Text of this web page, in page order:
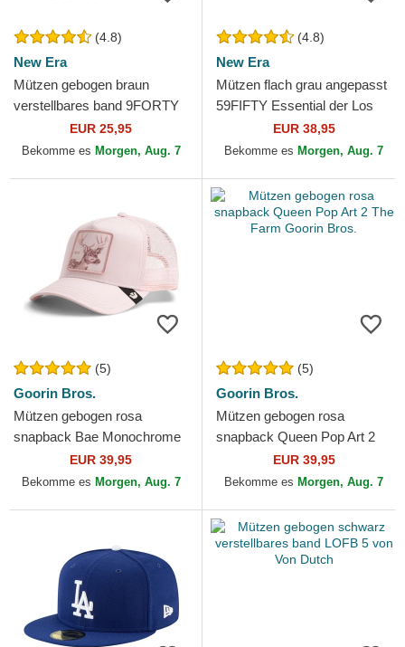
(4.8)
New Era
Mützen gebogen braun
verstellbares band 9FORTY
League Essential der New
York Yankees MLB von New
EUR 25,95
Bekomme es Morgen, Aug. 7
(4.8)
New Era
Mützen flach grau angepasst
59FIFTY Essential der Los
Angeles Dodgers MLB von
New Era
EUR 38,95
Bekomme es Morgen, Aug. 7
(5)
Goorin Bros.
Mützen gebogen rosa
snapback Bae Monochrome
The Farm Goorin Bros.
EUR 39,95
Bekomme es Morgen, Aug. 7
(5)
Goorin Bros.
Mützen gebogen rosa
snapback Queen Pop Art 2
The Farm Goorin Bros.
EUR 39,95
Bekomme es Morgen, Aug. 7